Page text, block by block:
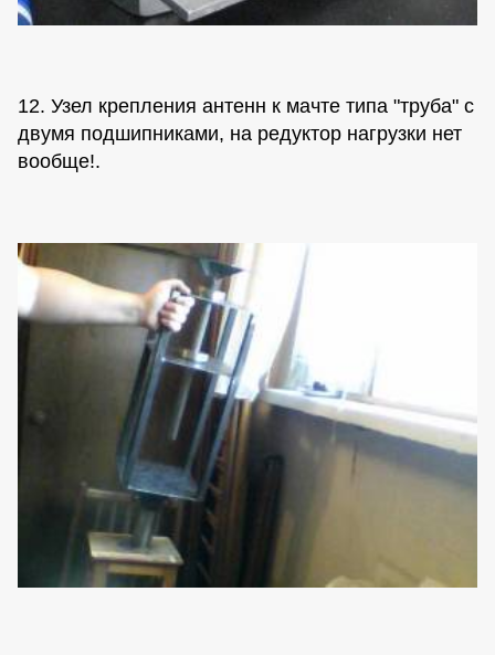
12. Узел крепления антенн к мачте типа "труба" с
двумя подшипниками, на редуктор нагрузки нет
вообще!.